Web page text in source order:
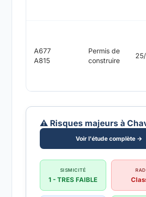
A677
A815
Permis de
construire
⚠️ Risques majeurs à
Voir l'étude complète →
SISMICITÉ
1 - TRES FAIBLE